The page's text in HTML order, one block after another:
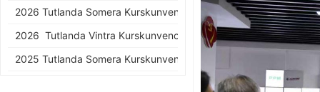
2026 Tutlanda Somera Kurskunveno de KEA
2026 Tutlanda Vintra Kurskunveno de KEA
2025 Tutlanda Somera Kurskunveno de KEA